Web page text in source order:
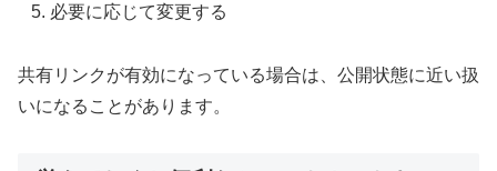
必要に応じて変更する
共有リンクが有効になっている場合は、公開状態に近い扱
いになることがあります。